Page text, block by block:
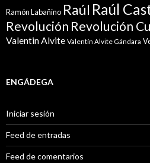
Ramón Labañino Raúl Raúl
Revolución Revolución
Valentin Alvite Valentín Alvite Gándara
ENGÁDEGA
Iniciar sesión
Feed de entradas
Feed de comentarios